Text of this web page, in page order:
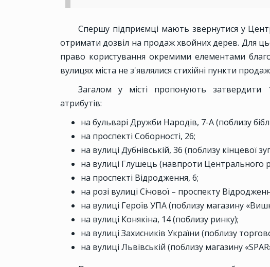
Спершу підприємці мають звернутися у
отримати дозвіл на продаж хвойних дерев. Для
право користування окремими елементами
вулицях міста не з'являлися стихійні пункти
Загалом у місті пропонують затвердити
атрибутів:
на бульварі Дружби Народів, 7-А (поблизу
на проспекті Соборності, 26;
на вулиці Дубнівській, 36 (поблизу кінцевої
на вулиці Глушець (навпроти Центрального
на проспекті Відродження, 6;
на розі вулиці Січової – проспекту
на вулиці Героїв УПА (поблизу магазину
на вулиці Конякіна, 14 (поблизу ринку);
на вулиці Захисників України (поблизу
на вулиці Львівській (поблизу магазину